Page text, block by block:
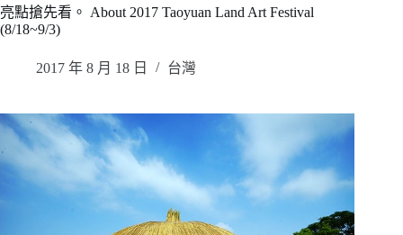
亮點搶先看。 About 2017 Taoyuan Land Art Festival
(8/18~9/3)
2017 年 8 月 18 日 台灣